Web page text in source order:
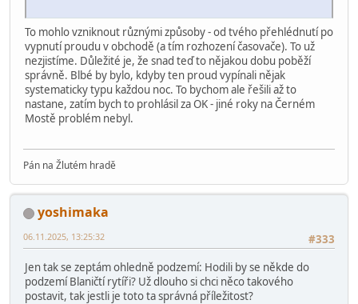
To mohlo vzniknout různými způsoby - od tvého přehlédnutí po
vypnutí proudu v obchodě (a tím rozhození časovače). To už
nezjistíme. Důležité je, že snad teď to nějakou dobu poběží
správně. Blbé by bylo, kdyby ten proud vypínali nějak
systematicky typu každou noc. To bychom ale řešili až to
nastane, zatím bych to prohlásil za OK - jiné roky na Černém
Mostě problém nebyl.
Pán na Žlutém hradě
yoshimaka
#333
06.11.2025, 13:25:32
Jen tak se zeptám ohledně podzemí: Hodili by se někde do
podzemí Blaničtí rytíři? Už dlouho si chci něco takového
postavit, tak jestli je toto ta správná příležitost?